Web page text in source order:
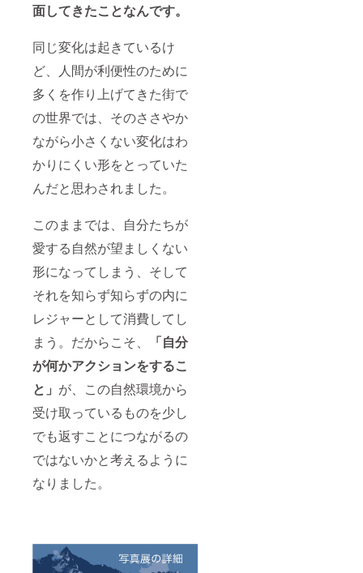
面してきたことなんです。
同じ変化は起きているけ
ど、人間が利便性のために
多くを作り上げてきた街で
の世界では、そのささやか
ながら小さくない変化はわ
かりにくい形をとっていた
んだと思わされました。
このままでは、自分たちが
愛する自然が望ましくない
形になってしまう、そして
それを知らず知らずの内に
レジャーとして消費してし
まう。だからこそ、
「自分
が何かアクションをするこ
と」 が、この自然環境から
受け取っているものを少し
でも返すことにつながるの
ではないかと考えるように
なりました。